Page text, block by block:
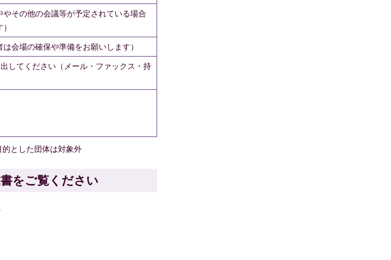
その他の会議等が予定されている場合
会場の確保や準備をお願いします）
してください（メール・ファックス・持
とした団体は対象外
をご覧ください